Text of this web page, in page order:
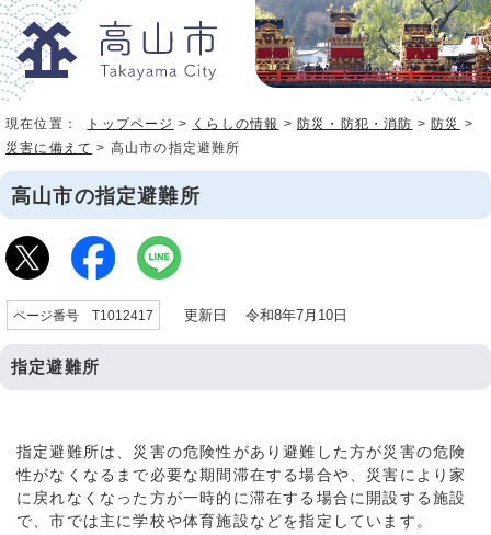
現在位置： トップページ > くらしの情報 > 防災・防犯・消防 > 防災 >
災害に備えて > 高山市の指定避難所
高山市の指定避難所
ページ番号 T1012417 更新日 令和8年7月10日
指定避難所
指定避難所は、災害の危険性があり避難した方が災害の危険
性がなくなるまで必要な期間滞在する場合や、災害により家
に戻れなくなった方が一時的に滞在する場合に開設する施設
で、市では主に学校や体育施設などを指定しています。